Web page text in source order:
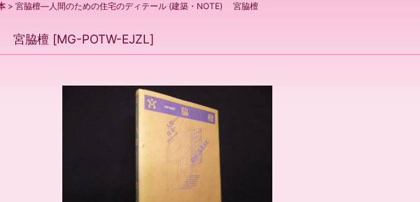
> 宮脇檀―人間のための住宅のディテール (建築・NOTE) 宮脇檀
宮脇檀 [MG-POTW-EJZL]